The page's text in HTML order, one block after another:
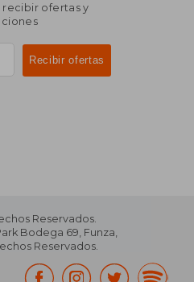
ofertas y
Reservados.
Bodega 69, Funza,
Reservados.